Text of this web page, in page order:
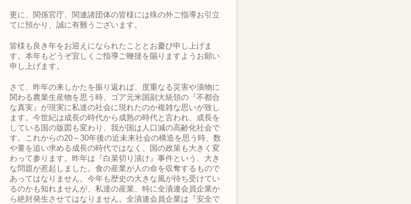
更に、関係官庁、関連諸団体の皆様には殊の外ご指導お引立
てに預かり、誠に有難うございます。
皆様も良き年をお迎えになられたこととお慶び申し上げま
す。本年もどうぞ宜しくご指導ご鞭撻を賜りますようお願い
申し上げます。
さて、昨年の来しかたを振り返れば、度重なる災害や漬物に
関わる農業生産物を思う時、ゴア元米国副大統領の『不都合
な真実』が現実に私達の社会に現れたのか複雑な思いが致し
ます。今世紀は成長の時代から成熟の時代と言われ、成長を
している国の版図も変わり、我が国は人口減の高齢化社会で
す。これからの20～30年後の近未来社会の構造を思う時、数
や量を追い求める成長の時代ではなく、国の政策も大きく変
わって参ります。昨年は『白菜切り漬け』事件という、大き
な問題が惹起しました。食の産業が人の命を収奪するもので
あってはなりません。今年も歴史の大きな風が待ち受けてい
るのかも知れませんが、私達の産業、特に全漬連会員企業か
ら絶対発生させてはなりません。全漬連会員企業は『安全で